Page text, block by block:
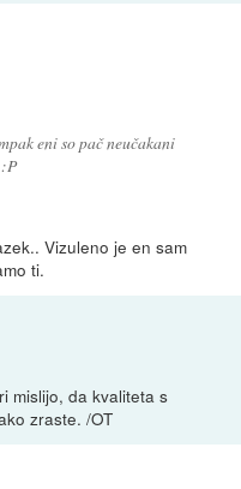
eni so pač neučakani
Vizuleno je en sam
ti.
mislijo, da kvaliteta s
zraste. /OT